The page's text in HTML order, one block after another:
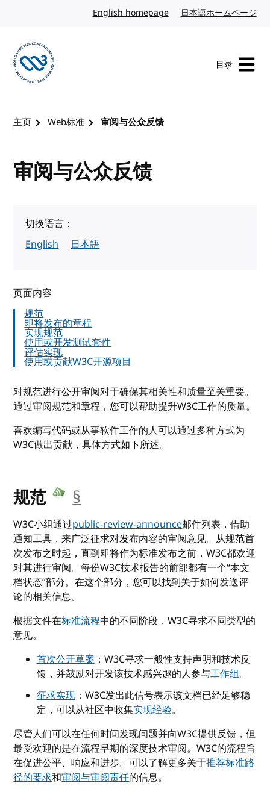
English homepage英文日本語ホームページ
目录
主页 Web标准 审阅与公众反馈
审阅与公众反馈
切换语言：
English
日本語
页面内容
规范
即将发布的章程
实现规范
使用或开发测试套件
评估实现
使用或贡献W3C开源项目
对规范进行公开审阅对于确保其相关性和质量至关重要。
通过审阅规范和章程，您可以帮助提升W3C工作的质量。
喜欢编写代码或从事软件工作的人可以通过多种方式为
W3C做出贡献，具体方式如下所述。
规范 §
W3C小组通过public-review-announce邮件列表，借助
通知工具，来广泛征求对发布内容的审阅意见。从规范首
次发布之时起，直到即将作为标准发布之前，W3C都欢迎
对其进行审阅。每份W3C技术报告的前部都有一个“本文
档状态”部分。在这个部分，您可以找到关于如何发送评
论的相关信息。
根据文件在标准流程中的不同阶段，W3C寻求不同类型的
意见。
首次公开草案：W3C寻求一般性支持声明和技术反
馈，并鼓励对开发该技术感兴趣的人参与工作组。
征求实现：W3C发出此信号表示该文档已经足够稳
定，可以从社区中收集实现经验。
尽管人们可以在任何时间发现问题并向W3C提供反馈，但
最受欢迎的是在流程早期的深度技术审阅。W3C的流程旨
在促进公平、响应和进步。可以了解更多关于推荐标准路
径的要求和审阅与审阅责任的信息。